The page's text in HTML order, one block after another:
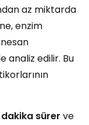
az miktarda
enzim
analiz edilir. Bu
sürer ve